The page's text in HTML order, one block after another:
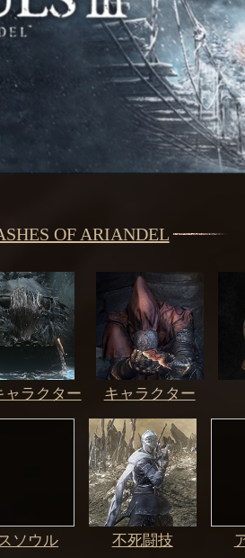
OF ARIANDEL
ャラクター キャラクター
ソウル 不死闘技